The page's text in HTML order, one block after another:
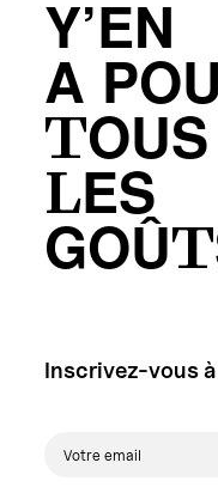
Y’EN
A
TOUS
LES
Inscrivez-vous